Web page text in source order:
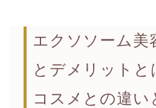
エクソソーム美
とデメリットと
コスメとの違い